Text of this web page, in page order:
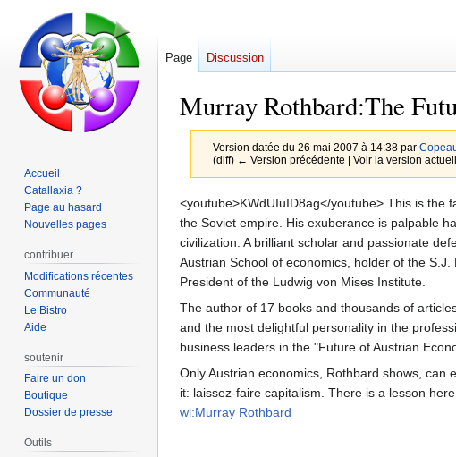
Murray Rothbard:The
Version datée du 26 mai 2007 à 14:38 par
(diff) ← Version précédente | Voir la version
Aller
à
la
navigation
Aller
à
la
recherche
<youtube>KWdUIuID8ag</youtube> This is the
the Soviet empire. His exuberance is palpable
civilization. A brilliant scholar and passionate
Austrian School of economics, holder of the
President of the Ludwig von Mises Institute.
The author of 17 books and thousands of
and the most delightful personality in the
business leaders in the "Future of Austrian
Only Austrian economics, Rothbard shows, can
it: laissez-faire capitalism. There is a lesson
wl:Murray Rothbard
Page Discussion
Accueil
Catallaxia ?
Page au hasard
Nouvelles pages
contribuer
Modifications récentes
Communauté
Le Bistro
Aide
soutenir
Faire un don
Boutique
Dossier de presse
Outils